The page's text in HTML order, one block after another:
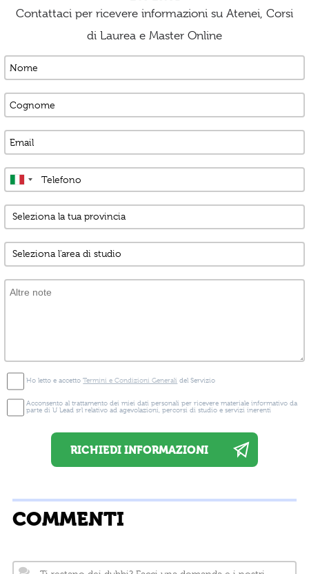
Contattaci per ricevere informazioni su Atenei, Corsi
di Laurea e Master Online
Ho letto e accettoTermini e Condizioni Generali del Servizio
Acconsento al trattamento dei miei dati personali per ricevere materiale informativo da
parte di U Lead srl relativo ad agevolazioni, percorsi di studio e servizi inerenti
COMMENTI